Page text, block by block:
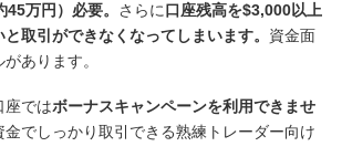
万円）必要。 さらに口座残高を$3,000以上
取引ができなくなってしまいます。 資金面
あります。
座ではボーナスキャンペーンを利用できませ
金でしっかり取引できる熟練トレーダー向け